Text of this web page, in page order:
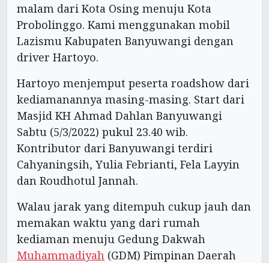
malam dari Kota Osing menuju Kota
Probolinggo. Kami menggunakan mobil
Lazismu Kabupaten Banyuwangi dengan
driver Hartoyo.
Hartoyo menjemput peserta roadshow dari
kediamanannya masing-masing. Start dari
Masjid KH Ahmad Dahlan Banyuwangi
Sabtu (5/3/2022) pukul 23.40 wib.
Kontributor dari Banyuwangi terdiri
Cahyaningsih, Yulia Febrianti, Fela Layyin
dan Roudhotul Jannah.
Walau jarak yang ditempuh cukup jauh dan
memakan waktu yang dari rumah
kediaman menuju Gedung Dakwah
Muhammadiyah (GDM) Pimpinan Daerah